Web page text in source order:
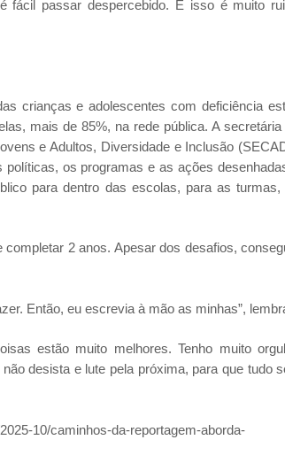
fácil passar despercebido. E isso é muito
crianças e adolescentes com deficiência
mais de 85%, na rede pública. A secretária
e Adultos, Diversidade e Inclusão
os programas e as ações
para dentro das escolas, para as turmas,
2 anos. Apesar dos desafios,
Então, eu escrevia à mão as minhas”,
estão muito melhores. Tenho muito
desista e lute pela próxima, para que tudo
10/caminhos-da-reportagem-aborda-